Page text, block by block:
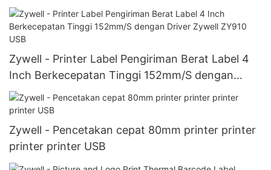
Printer USB+WiFi
Zywell - Printer Label Pengiriman Berat Label 4
Inch Berkecepatan Tinggi 152mm/S dengan
Driver Zywell ZY910 USB
Zywell - Pencetakan cepat 80mm printer printer
printer printer USB